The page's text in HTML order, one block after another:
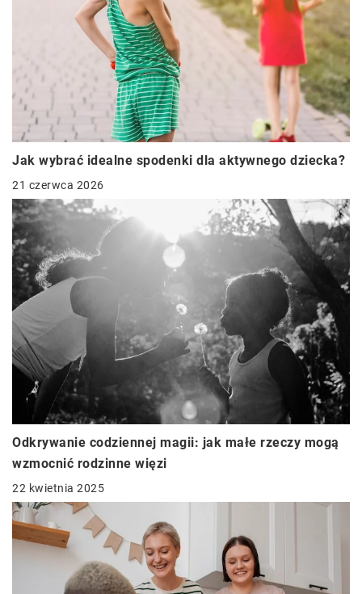
Jak wybrać idealne spodenki dla aktywnego dziecka?
21 czerwca 2026
Odkrywanie codziennej magii: jak małe rzeczy mogą
wzmocnić rodzinne więzi
22 kwietnia 2025